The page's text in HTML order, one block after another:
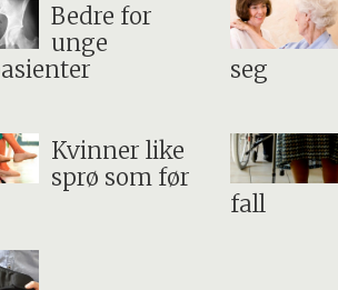
Bedre for
unge
seg
Kvinner like
sprø som før
fall